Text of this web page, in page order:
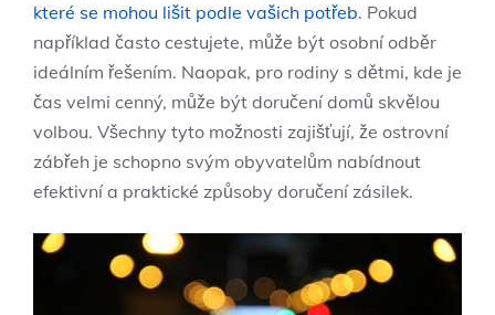
které se mohou lišit podle vašich potřeb. Pokud
například často cestujete, může být osobní odběr
ideálním řešením. Naopak, pro rodiny s dětmi, kde je
čas velmi cenný, může být doručení domů skvělou
volbou. Všechny tyto možnosti zajišťují, že ostrovní
zábřeh je schopno svým obyvatelům nabídnout
efektivní a praktické způsoby doručení zásilek.